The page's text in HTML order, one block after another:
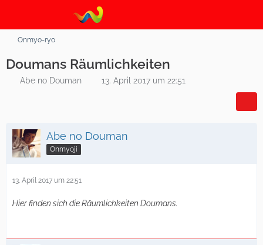
Onmyo-ryo
Doumans Räumlichkeiten
Abe no Douman 13. April 2017 um 22:51
Abe no Douman
Onmyoji
13. April 2017 um 22:51
Hier finden sich die Räumlichkeiten Doumans.